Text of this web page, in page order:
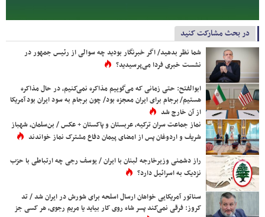
در بحث مشارکت کنید
شما نظر بدهید/ اگر خبرنگار بودید چه سوالی از رئیس جمهور در
نشست خبری فردا می‌پرسیدید؟
ابوالفتح: حتی زمانی که می‌گوییم مذاکره نمی‌کنیم، در حال مذاکره
هستیم/ برجام برای ایران معجزه بود/ چون برجام به سود ایران بود آمریکا
از آن خارج شد
نماز جماعت سران ترکیه، عربستان و پاکستان + عکس / بن‌سلمان، شهباز
شریف و اردوغان پس از امضای پیمان دفاع مشترک نماز خواندند
راز دشمنی وزیرخارجه لبنان با ایران / یوسف رجی چه ارتباطی با حزب
نزدیک به اسرائیل دارد؟
سناتور آمریکایی خواهان ارسال اسلحه برای شورش در ایران شد / تد
کروز: فرقی نمی‌کند پسر شاه روی کار بیاید یا مریم رجوی، هر کسی جز